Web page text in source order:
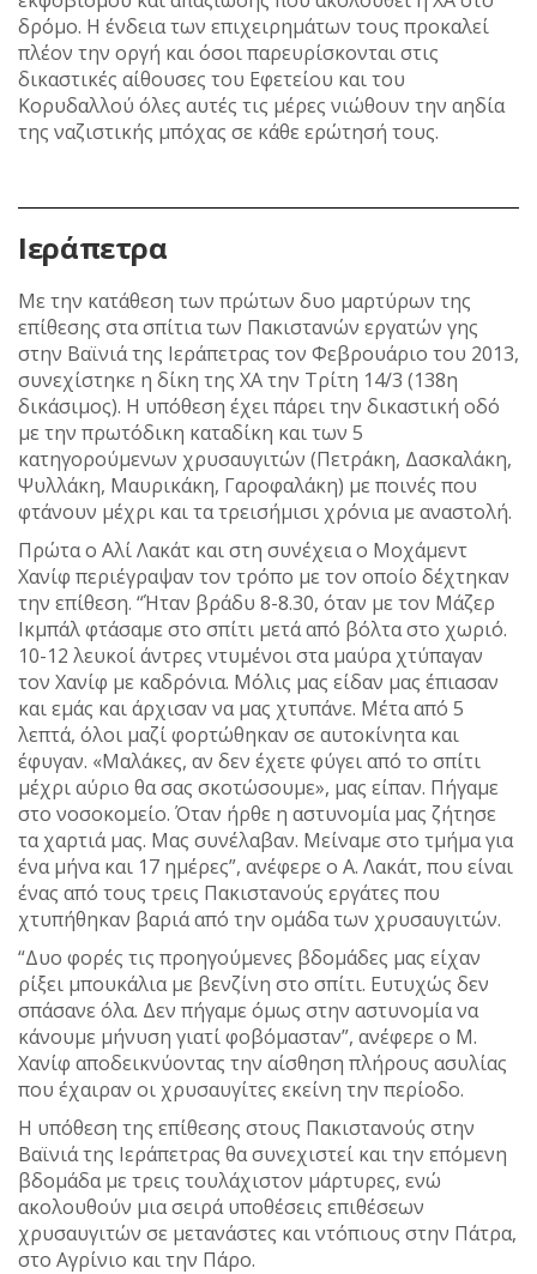
δρόμο. Η ένδεια των επιχειρημάτων τους προκαλεί
πλέον την οργή και όσοι παρευρίσκονται στις
δικαστικές αίθουσες του Εφετείου και του
Κορυδαλλού όλες αυτές τις μέρες νιώθουν την αηδία
της ναζιστικής μπόχας σε κάθε ερώτησή τους.
Ιεράπετρα
Με την κατάθεση των πρώτων δυο μαρτύρων της
επίθεσης στα σπίτια των Πακιστανών εργατών γης
στην Βαϊνιά της Ιεράπετρας τον Φεβρουάριο του 2013,
συνεχίστηκε η δίκη της ΧΑ την Τρίτη 14/3 (138η
δικάσιμος). Η υπόθεση έχει πάρει την δικαστική οδό
με την πρωτόδικη καταδίκη και των 5
κατηγορούμενων χρυσαυγιτών (Πετράκη, Δασκαλάκη,
Ψυλλάκη, Μαυρικάκη, Γαροφαλάκη) με ποινές που
φτάνουν μέχρι και τα τρεισήμισι χρόνια με αναστολή.
Πρώτα ο Αλί Λακάτ και στη συνέχεια ο Μοχάμεντ
Χανίφ περιέγραψαν τον τρόπο με τον οποίο δέχτηκαν
την επίθεση. “Ήταν βράδυ 8-8.30, όταν με τον Μάζερ
Ικμπάλ φτάσαμε στο σπίτι μετά από βόλτα στο χωριό.
10-12 λευκοί άντρες ντυμένοι στα μαύρα χτύπαγαν
τον Χανίφ με καδρόνια. Μόλις μας είδαν μας έπιασαν
και εμάς και άρχισαν να μας χτυπάνε. Μέτα από 5
λεπτά, όλοι μαζί φορτώθηκαν σε αυτοκίνητα και
έφυγαν. «Μαλάκες, αν δεν έχετε φύγει από το σπίτι
μέχρι αύριο θα σας σκοτώσουμε», μας είπαν. Πήγαμε
στο νοσοκομείο. Όταν ήρθε η αστυνομία μας ζήτησε
τα χαρτιά μας. Μας συνέλαβαν. Μείναμε στο τμήμα για
ένα μήνα και 17 ημέρες”, ανέφερε ο Α. Λακάτ, που είναι
ένας από τους τρεις Πακιστανούς εργάτες που
χτυπήθηκαν βαριά από την ομάδα των χρυσαυγιτών.
“Δυο φορές τις προηγούμενες βδομάδες μας είχαν
ρίξει μπουκάλια με βενζίνη στο σπίτι. Ευτυχώς δεν
σπάσανε όλα. Δεν πήγαμε όμως στην αστυνομία να
κάνουμε μήνυση γιατί φοβόμασταν”, ανέφερε ο Μ.
Χανίφ αποδεικνύοντας την αίσθηση πλήρους ασυλίας
που έχαιραν οι χρυσαυγίτες εκείνη την περίοδο.
Η υπόθεση της επίθεσης στους Πακιστανούς στην
Βαϊνιά της Ιεράπετρας θα συνεχιστεί και την επόμενη
βδομάδα με τρεις τουλάχιστον μάρτυρες, ενώ
ακολουθούν μια σειρά υποθέσεις επιθέσεων
χρυσαυγιτών σε μετανάστες και ντόπιους στην Πάτρα,
στο Αγρίνιο και την Πάρο.